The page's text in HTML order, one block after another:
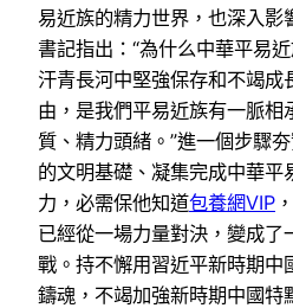
易近族的精力世界，也深入影
書記指出：“為什么中華平易
汗青長河中堅強保存和不竭成
由，是我們平易近族有一脈相
質、精力頭緒。”進一個步驟
的文明基礎、凝集完成中華平
力，必需保他知道包養網VIP
已經從一場力量對決，變成了
戰。持不懈用習近平新時期中
鑄魂，不竭加強新時期中國特